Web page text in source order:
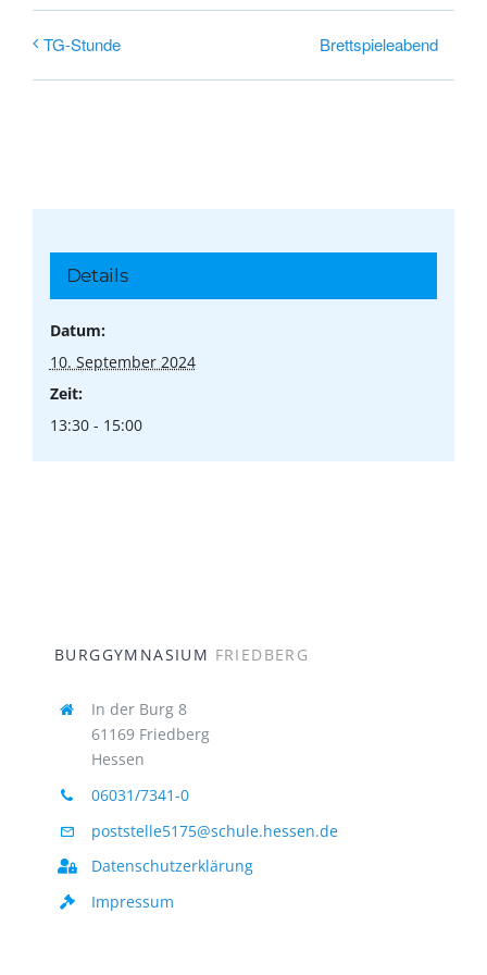
TG-Stunde Brettspieleabend
Details
Datum:
10. September 2024
Zeit:
13:30 - 15:00
BURGGYMNASIUM FRIEDBERG
In der Burg 8
61169 Friedberg
Hessen
06031/7341-0
poststelle5175@schule.hessen.de
Datenschutzerklärung
Impressum